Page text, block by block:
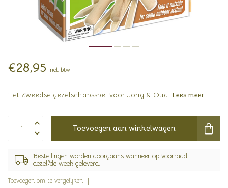
€28,95 Incl. btw
Het Zweedse gezelschapsspel voor Jong & Oud. Lees meer.
Toevoegen aan winkelwagen
Bestellingen worden doorgaans wanneer op voorraad,
dezelfde week geleverd.
Toevoegen om te vergelijken